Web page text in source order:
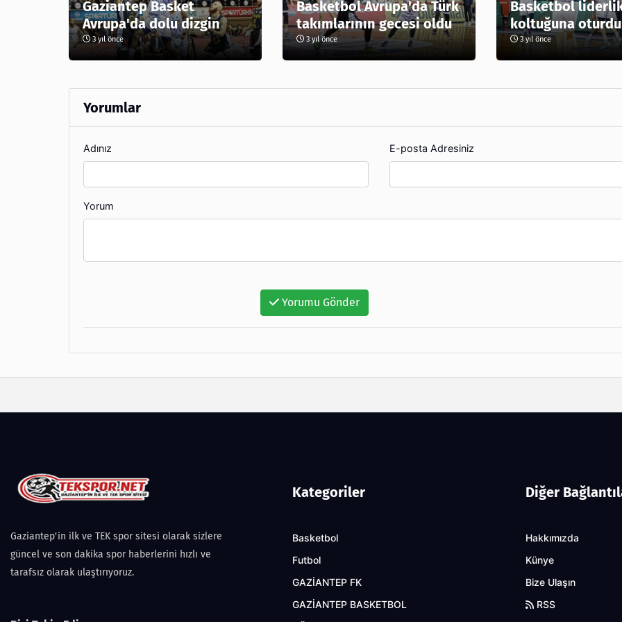
Gaziantep Basket
Avrupa'da dolu dizgin
3 yıl önce
Basketbol Avrupa'da Türk
takımlarının gecesi oldu
3 yıl önce
Basketbol
koltuğuna oturdu
3 yıl önce
Yorumlar
Adınız E-posta Adresiniz
Yorum
Yorumu Gönder
Gaziantep'in ilk ve TEK spor sitesi olarak sizlere
güncel ve son dakika spor haberlerini hızlı ve
tarafsız olarak ulaştırıyoruz.
Kategoriler
Basketbol
Futbol
GAZİANTEP FK
GAZİANTEP BASKETBOL
Diğer
Hakkımızda
Künye
Bize Ulaşın
RSS